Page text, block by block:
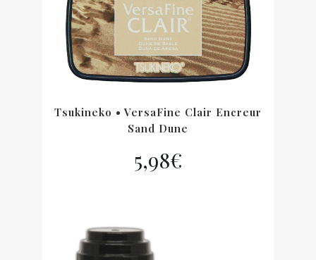
Tsukineko • VersaFine Clair Encreur
Sand Dune
5,98€